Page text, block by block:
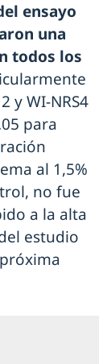
ensayo
una
todos los
y WI-NRS4
para
al 1,5%
no fue
a la alta
estudio